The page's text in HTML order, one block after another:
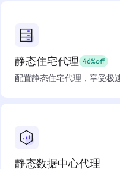
静态住宅代理 46%off
配置静态住宅代理，享受极
静态数据中心代理